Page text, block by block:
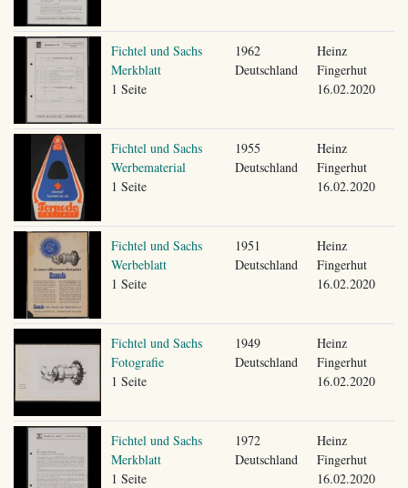
Fichtel und Sachs
Merkblatt
1 Seite
1962
Deutschland
Heinz
Fingerhut
16.02.2020
Fichtel und Sachs
Werbematerial
1 Seite
1955
Deutschland
Heinz
Fingerhut
16.02.2020
Fichtel und Sachs
Werbeblatt
1 Seite
1951
Deutschland
Heinz
Fingerhut
16.02.2020
Fichtel und Sachs
Fotografie
1 Seite
1949
Deutschland
Heinz
Fingerhut
16.02.2020
Fichtel und Sachs
Merkblatt
1 Seite
1972
Deutschland
Heinz
Fingerhut
16.02.2020